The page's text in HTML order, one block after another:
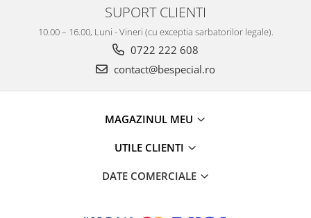
SUPORT CLIENTI
10.00 – 16.00, Luni - Vineri (cu exceptia sarbatorilor legale).
0722 222 608
contact@bespecial.ro
MAGAZINUL MEU
UTILE CLIENTI
DATE COMERCIALE